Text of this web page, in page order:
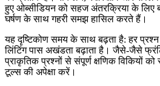
हुए ओब्सीडियन को सहज अंतरक्रिया के लिए
घर्षण के साथ गहरी समझ हासिल करते हैं।
यह दृष्टिकोण समय के साथ बढ़ता है: हर
लिंटिंग पास अखंडता बढ़ाता है। जैसे-जैसे
प्राकृतिक प्रश्नों से संपूर्ण क्षणिक विकियों
टूल्स की अपेक्षा करें।